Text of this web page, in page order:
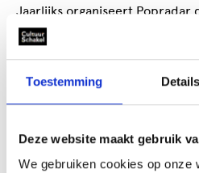
Toestemming Details
Deze website maakt gebruik
We gebruiken cookies op onze
Jaarlijks organiseert Popradar
waarin talentontwikkeling
fungeert als een etalage van
Popradar organiseert elke
wat je moet weten om verder
muziekbusiness. Iedere